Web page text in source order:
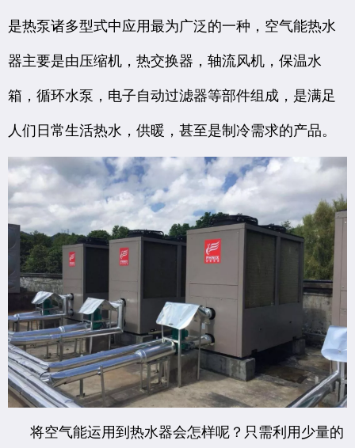
是热泵诸多型式中应用最为广泛的一种，空气能热水
器主要是由压缩机，热交换器，轴流风机，保温水
箱，循环水泵，电子自动过滤器等部件组成，是满足
人们日常生活热水，供暖，甚至是制冷需求的产品。
将空气能运用到热水器会怎样呢？只需利用少量的